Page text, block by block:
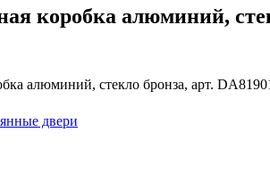
коробка алюминий,
алюминий, стекло бронза, арт.
двери